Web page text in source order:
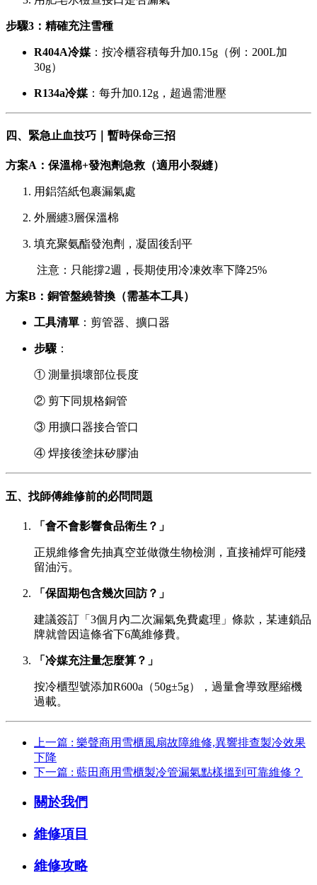
步驟3：精確充注雪種
R404A冷媒 ：按冷櫃容積每升加0.15g（例：200L加
30g）
R134a冷媒 ：每升加0.12g，超過需泄壓
四、緊急止血技巧｜暫時保命三招
方案A：保溫棉+發泡劑急救（適用小裂縫）
用鋁箔紙包裹漏氣處
外層纏3層保溫棉
填充聚氨酯發泡劑，凝固後刮平
️ 注意：只能撐2週，長期使用冷凍效率下降25%
方案B：銅管盤繞替換（需基本工具）
工具清單 ：剪管器、擴口器
步驟 ：
① 測量損壞部位長度
② 剪下同規格銅管
③ 用擴口器接合管口
④ 焊接後塗抹矽膠油
五、找師傅維修前的必問問題
「會不會影響食品衛生？」
正規維修會先抽真空並做微生物檢測，直接補焊可能殘
留油污。
「保固期包含幾次回訪？」
建議簽訂「3個月內二次漏氣免費處理」條款，某連鎖品
牌就曾因這條省下6萬維修費。
「冷媒充注量怎麼算？」
按冷櫃型號添加R600a（50g±5g），過量會導致壓縮機
過載。
上一篇 : 樂聲商用雪櫃風扇故障維修,異響排查製冷效果
下降
下一篇 : 藍田商用雪櫃製冷管漏氣點樣搵到可靠維修？
關於我們
維修項目
維修攻略